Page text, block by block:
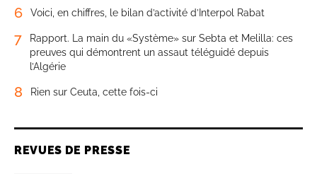
6 Voici, en chiffres, le bilan d’activité d’Interpol Rabat
7
Rapport. La main du «Système» sur Sebta et Melilla: ces
preuves qui démontrent un assaut téléguidé depuis
l’Algérie
8 Rien sur Ceuta, cette fois-ci
REVUES DE PRESSE